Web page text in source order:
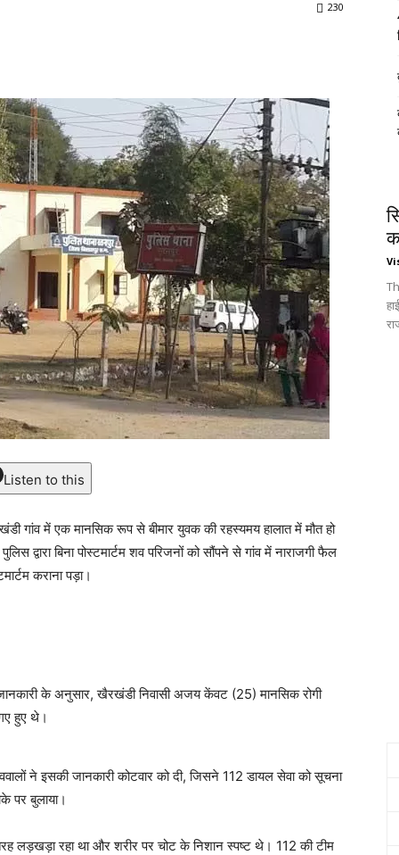
230
Listen to this
गांव में एक मानसिक रूप से बीमार युवक की रहस्यमय हालात में मौत हो
बिना पोस्टमार्टम शव परिजनों को सौंपने से गांव में नाराजगी फैल
कराना पड़ा।
के अनुसार, खैरखंडी निवासी अजय केंवट (25) मानसिक रोगी
हुए थे।
ने इसकी जानकारी कोटवार को दी, जिसने 112 डायल सेवा को सूचना
पर बुलाया।
लड़खड़ा रहा था और शरीर पर चोट के निशान स्पष्ट थे। 112 की टीम